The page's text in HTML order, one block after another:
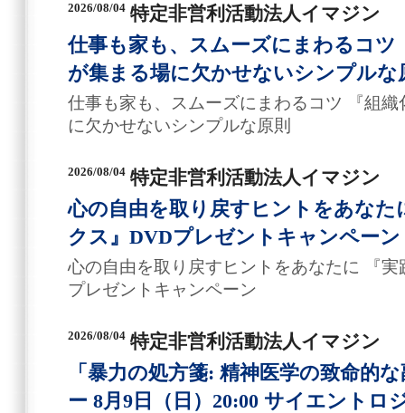
2026/08/04 特定非営利活動法人イマジン
仕事も家も、スムーズにまわるコ
が集まる場に欠かせないシンプルな
仕事も家も、スムーズにまわるコツ 『組
に欠かせないシンプルな原則
2026/08/04 特定非営利活動法人イマジン
心の自由を取り戻すヒントをあな
クス』DVDプレゼントキャンペーン
心の自由を取り戻すヒントをあなたに 『
プレゼントキャンペーン
2026/08/04 特定非営利活動法人イマジン
「暴力の処方箋: 精神医学の致命的
ー 8月9日（日）20:00 サイエントロ